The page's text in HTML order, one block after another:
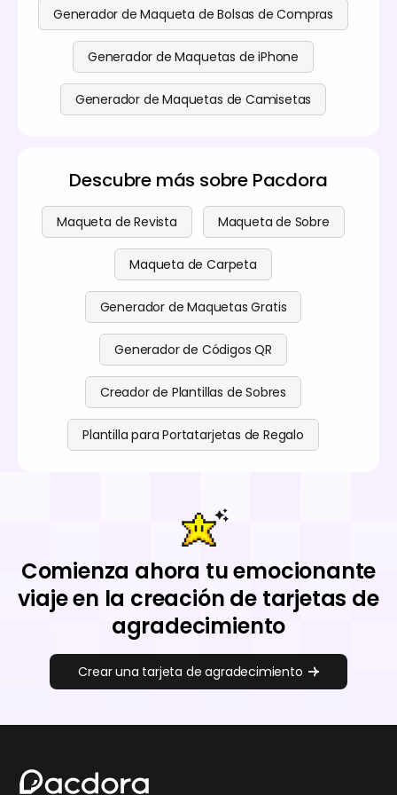
Generador de Maqueta de Bolsas de Compras
Generador de Maquetas de iPhone
Generador de Maquetas de Camisetas
Descubre más sobre Pacdora
Maqueta de Revista Maqueta de Sobre
Maqueta de Carpeta
Generador de Maquetas Gratis
Generador de Códigos QR
Creador de Plantillas de Sobres
Plantilla para Portatarjetas de Regalo
Comienza ahora tu emocionante
viaje en la creación de tarjetas de
agradecimiento
Crear una tarjeta de agradecimiento